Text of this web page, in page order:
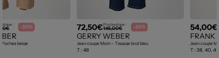
: -50%
beige
72,50€Prix boutique :
145,00€ -50%
GERRY WEBER
Jean coupe Mom - Tissage brut bleu
T : 48
54,00€
FRANK
Jean coupe
T : 38, 40,